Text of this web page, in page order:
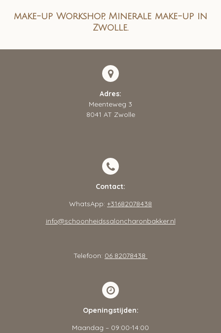
make-up Workshop, Minerale make-up in
Zwolle.
Adres:
Meenteweg 3
8041 AT Zwolle
Contact:
WhatsApp: +31682078438
info@schoonheidssaloncharonbakker.nl
Telefoon: 06 82078438
Openingstijden:
Maandag – 09:00-14:00